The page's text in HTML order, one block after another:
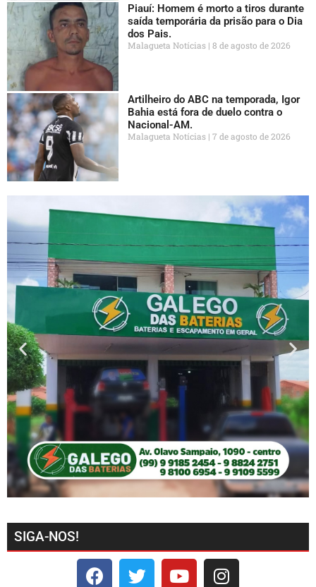
Piauí: Homem é morto a tiros durante
saída temporária da prisão para o Dia
dos Pais.
Malagueta Notícias 8 de agosto de 2026
Artilheiro do ABC na temporada, Igor
Bahia está fora de duelo contra o
Nacional-AM.
Malagueta Notícias 7 de agosto de 2026
SIGA-NOS!